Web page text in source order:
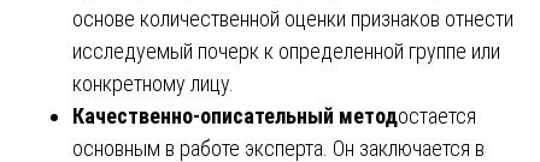
основе количественной оценки признаков отнести
исследуемый почерк к определенной группе или
конкретному лицу.
Качественно-описательный методостается
основным в работе эксперта. Он заключается в